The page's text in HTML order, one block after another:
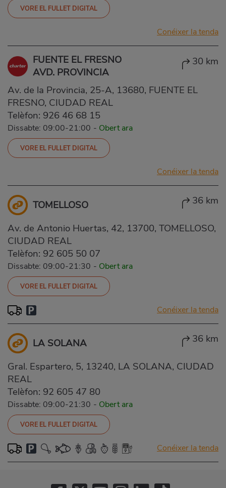
VORE EL FULLET DIGITAL
Conéixer la tenda
FUENTE EL FRESNO
AVD. PROVINCIA
30 km
Av. de la Provincia, 25-A, 13680, FUENTE EL
FRESNO, CIUDAD REAL
Telèfon: 926 46 68 15
Dissabte: 09:00-21:00 - Obert ara
VORE EL FULLET DIGITAL
Conéixer la tenda
TOMELLOSO 36 km
Av. de Antonio Huertas, 42, 13700, TOMELLOSO,
CIUDAD REAL
Telèfon: 92 605 50 07
Dissabte: 09:00-21:30 - Obert ara
VORE EL FULLET DIGITAL
Conéixer la tenda
LA SOLANA 36 km
Gral. Espartero, 5, 13240, LA SOLANA, CIUDAD
REAL
Telèfon: 92 605 47 80
Dissabte: 09:00-21:30 - Obert ara
VORE EL FULLET DIGITAL
Conéixer la tenda